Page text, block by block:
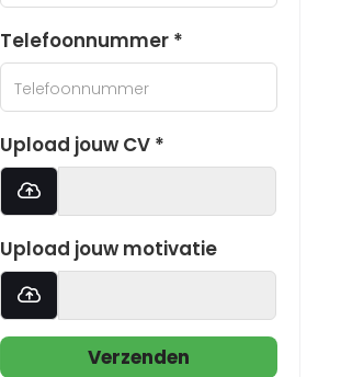
Telefoonnummer *
Upload jouw CV *
Upload jouw motivatie
Verzenden